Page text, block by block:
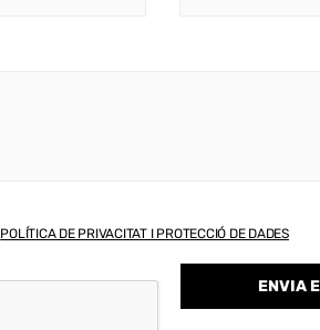
POLÍTICA DE PRIVACITAT I PROTECCIÓ DE DADES